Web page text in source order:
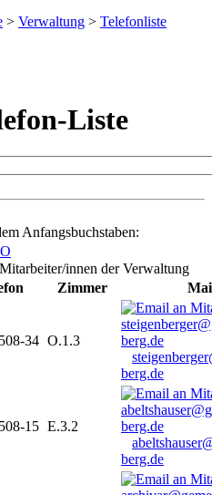
> Verwaltung > Telefonliste
Liste
Anfangsbuchstaben:
O
innen der Verwaltung
Zimmer
34 O.1.3
berg.de
15 E.3.2
berg.de